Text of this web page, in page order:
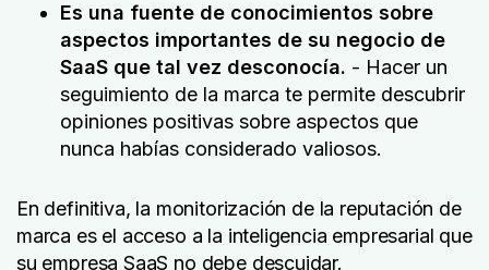
Es una fuente de conocimientos sobre
aspectos importantes de su negocio de
SaaS que tal vez desconocía. - Hacer un
seguimiento de la marca te permite descubrir
opiniones positivas sobre aspectos que
nunca habías considerado valiosos.
En definitiva, la monitorización de la reputación de
marca es el acceso a la inteligencia empresarial que
su empresa SaaS no debe descuidar.